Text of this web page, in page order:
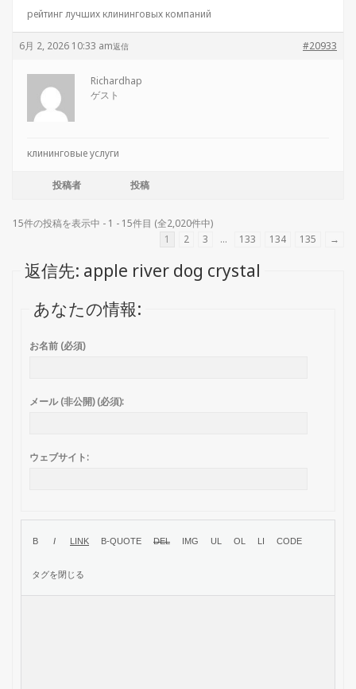
рейтинг лучших клининговых компаний
6月 2, 2026 10:33 am #20933
返信
Richardhap
ゲスト
клининговые услуги
投稿者 投稿
15件の投稿を表示中 - 1 - 15件目 (全2,020件中)
1
2 3 … 133 134 135 →
返信先: apple river dog crystal
あなたの情報:
お名前 (必須)
メール (非公開) (必須):
ウェブサイト: